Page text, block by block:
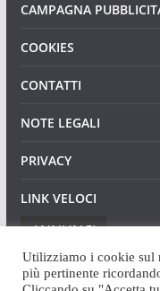
CAMPAGNA
COOKIES
CONTATTI
NOTE LEGALI
PRIVACY
LINK VELOCI
ANNUNCI
Utilizziamo i cookie sul
più pertinente